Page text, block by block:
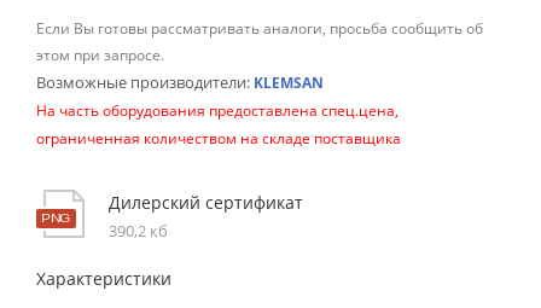
Если Вы готовы рассматривать аналоги, просьба сообщить об
этом при запросе.
Возможные производители: KLEMSAN
На часть оборудования предоставлена спец.цена,
ограниченная количеством на складе поставщика
Дилерский сертификат
390,2 кб
Характеристики